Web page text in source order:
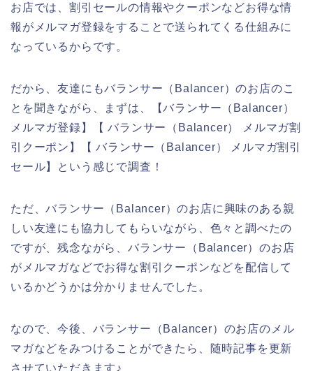
お店では、割引セールの情報やクーポンなどお得な情
報がメルマガ登録をすることで送られてくる仕組みに
なっているからです。
だから、友達にもバランサー（Balancer）のお店のこ
とを聞きながら、まずは、【バランサー（Balancer）
メルマガ登録】【 バランサー（Balancer） メルマガ割
引クーポン】【 バランサー（Balancer） メルマガ割引
セール】という感じで調査！
ただ、バランサー（Balancer）のお店に興味のある親
しい友達にも協力してもらいながら、色々と調べたの
ですが、残念ながら、バランサー（Balancer）のお店
がメルマガなどでお得な割引クーポンなどを配信して
いるかどうかは分かりませんでした。
なので、今後、バランサー（Balancer）のお店のメル
マガなどをみつけることができたら、随時記事を更新
させていただきます♪